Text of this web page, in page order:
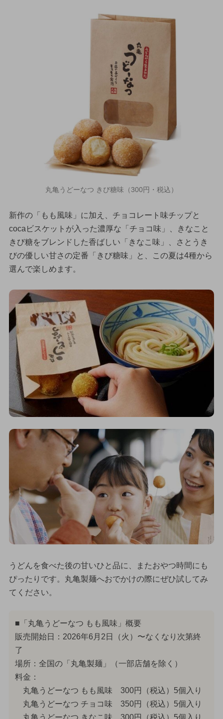
丸亀うどーなつ きび糖味（300円・税込）
新作の「もも風味」に加え、チョコレート味チップと
cocaビスケットが入った濃厚な「チョコ味」、きなこと
きび糖をブレンドした香ばしい「きなこ味」、さとうき
びの優しい甘さの定番「きび糖味」と、この夏は4種から
選んで楽しめます。
うどんを食べた後の甘いひと品に、またおやつ時間にも
ぴったりです。丸亀製麺へおでかけの際にぜひ試してみ
てください。
■「丸亀うどーなつ もも風味」概要
販売開始日：2026年6月2日（火）〜なくなり次第終
了
場所：全国の「丸亀製麺」（一部店舗を除く）
料金：
丸亀うどーなつ もも風味 300円（税込）5個入り
丸亀うどーなつ チョコ味 350円（税込）5個入り